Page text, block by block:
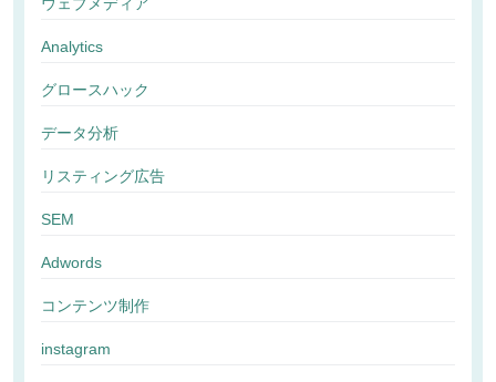
Analytics
グロースハック
データ分析
リスティング広告
SEM
Adwords
コンテンツ制作
instagram